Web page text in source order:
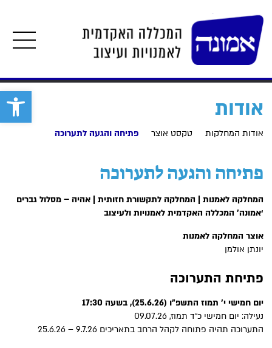
פתח אודות
אודות המחלקות טקסט אוצר פתיחה והגעה לתערוכה
פתיחה והגעה לתערוכה
המחלקה לאמנות | המחלקה לתקשורת חזותית | אהיה – מסלול גברים
‘אמונה’ המכללה האקדמית לאמנויות ולעיצוב
אוצר המחלקה לאמנות
יונתן אולמן
פתיחת התערוכה
יום חמישי י׳ תמוז התשפ״ו (25.6.26), בשעה 17:30
נעילה: יום חמישי כ״ד תמוז, 09.07.26
התערוכה תהיה פתוחה לקהל הרחב בתאריכים 9.7.26 – 25.6.26